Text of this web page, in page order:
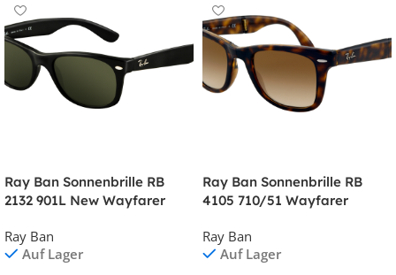
Ray Ban Sonnenbrille RB
2132 901L New Wayfarer
Ray Ban
Auf Lager
Ray Ban Sonnenbrille RB
4105 710/51 Wayfarer
Ray Ban
Auf Lager